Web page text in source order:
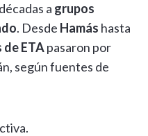
a grupos
. Desde Hamás hasta
de ETApasaron por
según fuentes de